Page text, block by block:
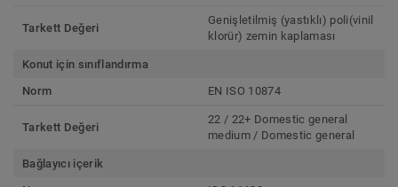
Tarkett Değeri
Genişletilmiş (yastıklı) poli(vinil
klorür) zemin kaplaması
Konut için sınıflandırma
Norm
EN ISO 10874
Tarkett Değeri
22 / 22+ Domestic general
medium / Domestic general
Bağlayıcı içerik